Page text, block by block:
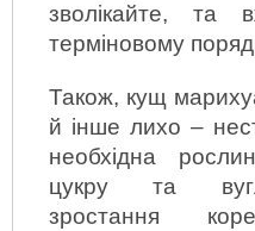
зволікайте, та
терміновому
Також, кущ
й інше лихо –
необхідна
цукру та
зростання